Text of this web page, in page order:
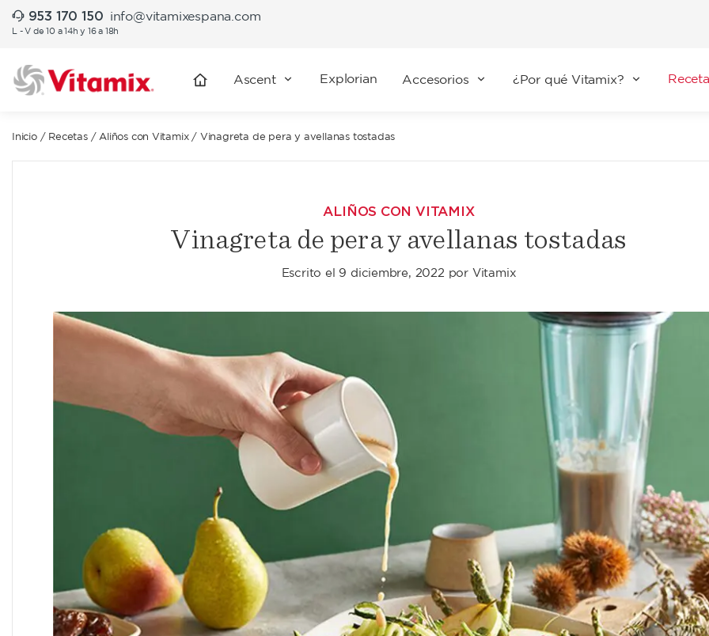
953 170 150 info@vitamixespana.com
L - V de 10 a 14h y 16 a 18h
Ascent Explorian Accesorios ¿Por qué Vitamix?
Inicio/ Recetas/ Aliños con Vitamix/ Vinagreta de pera y avellanas tostadas
ALIÑOS CON VITAMIX
Vinagreta de pera y avellanas tostadas
Escrito el 9 diciembre, 2022 por Vitamix